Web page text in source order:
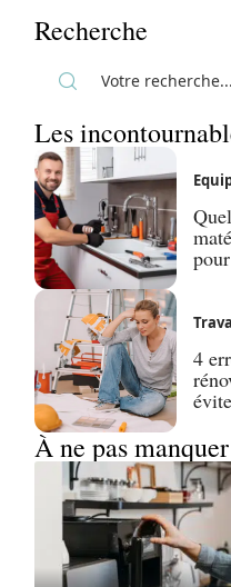
Recherche
Les
4
À ne pas manquer